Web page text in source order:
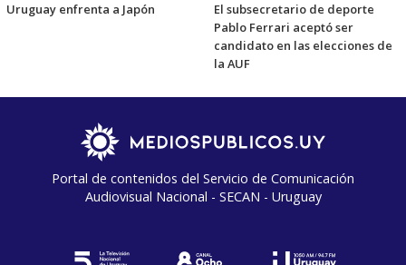
Uruguay enfrenta a Japón
El subsecretario de deporte
Pablo Ferrari aceptó ser
candidato en las elecciones de
la AUF
Portal de contenidos del Servicio de Comunicación
Audiovisual Nacional - SECAN - Uruguay